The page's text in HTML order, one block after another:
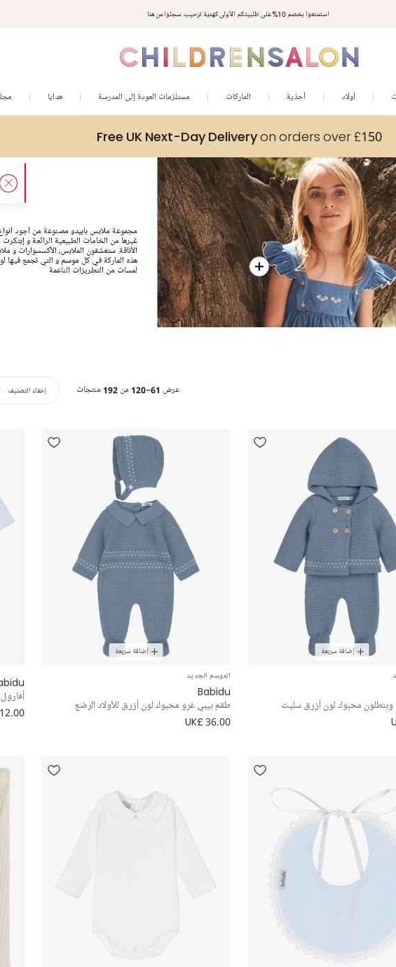
استمتعوا بخصم 10% على طلبيتكم الأولى كهدية ترحيب. سجلوا من هنا
أولاد أحذية الماركات مستلزمات العودة إلى المدرسة هدايا
Free UK Next-Day Deliveryon orders over £150
مجموعة ملابس بابيدو مصنوعة من أجود
غيرها من الخامات الطبيعية الرائعة و إبتكرت
الأناقة. ستعشقون الملابس، الأكسسوارات و
هذه الماركة في كل موسم و التي تجمع فيها
لمسات من التطريزات الناعمة
عرض 61-120 من 192 منتجات إخفاء التصنيف
إضافة سريعة
محبوك لون أزرق سليت
إضافة سريعة
الموسم الجديد
Babidu
طقم بيبي غرو محبوك لون أزرق للأولاد الرضع
UK£ 36.00